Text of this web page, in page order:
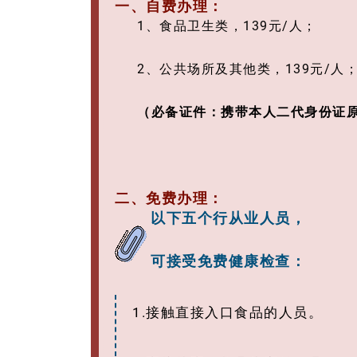
一、自费办理：
1、食品卫生类，139元/人；
2、公共场所及其他类，139元/人；
（必备证件： 携带本人二代身份证
二、免费办理：
以下五个行从业人员，
可接受免费健康检查：
1.接触直接入口食品的人员。